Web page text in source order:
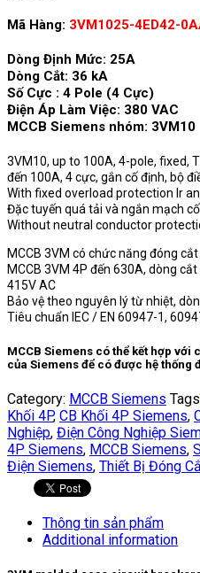
Mã Hàng: 3VM1025-4ED42-
Dòng Định Mức: 25A
Dòng Cắt: 36 kA
Số Cực : 4 Pole (4 Cực)
Điện Áp Làm Việc: 380 VAC
MCCB Siemens nhóm: 3VM10
3VM10, up to 100A, 4-pole, fixed,
đến 100A, 4 cực, gắn cố định, bộ
With fixed overload protection Ir
Đặc tuyến quá tải và ngắn mạch
Without neutral conductor
MCCB 3VM có chức năng đóng
MCCB 3VM 4P đến 630A, dòng
415V AC
Bảo vệ theo nguyên lý từ nhiệt,
Tiêu chuẩn IEC / EN 60947-1,
MCCB Siemens có thể kết hợp với
của Siemens để có được hệ thống
Category: MCCB Siemens
Khối 4P, CB Khối 4P Siemens,
Nghiệp, Điện Công Nghiệp
4P Siemens, MCCB Siemens,
Điện Siemens, Thiết Bị Đóng
Thông tin sản phẩm
Additional information